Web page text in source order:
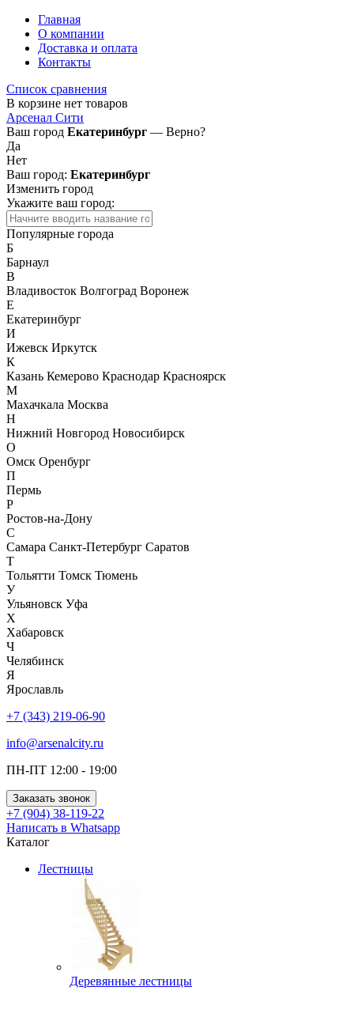
Главная
О компании
Доставка и оплата
Контакты
Список сравнения
В корзине нет товаров
Арсенал Сити
Ваш город Екатеринбург — Верно?
Да
Нет
Ваш город: Екатеринбург
Изменить город
Укажите ваш город:
Популярные города
Б
Барнаул
В
Владивосток Волгоград Воронеж
Е
Екатеринбург
И
Ижевск Иркутск
К
Казань Кемерово Краснодар Красноярск
М
Махачкала Москва
Н
Нижний Новгород Новосибирск
О
Омск Оренбург
П
Пермь
Р
Ростов-на-Дону
С
Самара Санкт-Петербург Саратов
Т
Тольятти Томск Тюмень
У
Ульяновск Уфа
Х
Хабаровск
Ч
Челябинск
Я
Ярославль
+7 (343) 219-06-90
info@arsenalcity.ru
ПН-ПТ 12:00 - 19:00
Заказать звонок
+7 (904) 38-119-22
Написать в Whatsapp
Каталог
Лестницы
Деревянные лестницы